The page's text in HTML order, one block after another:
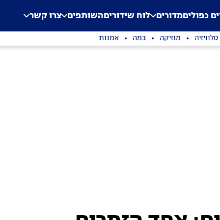
Application error: a
. כפוליםמדורים לוח שידוריםהשותפים צרו קשר
טלוויזיה מוזיקה במה אמנות